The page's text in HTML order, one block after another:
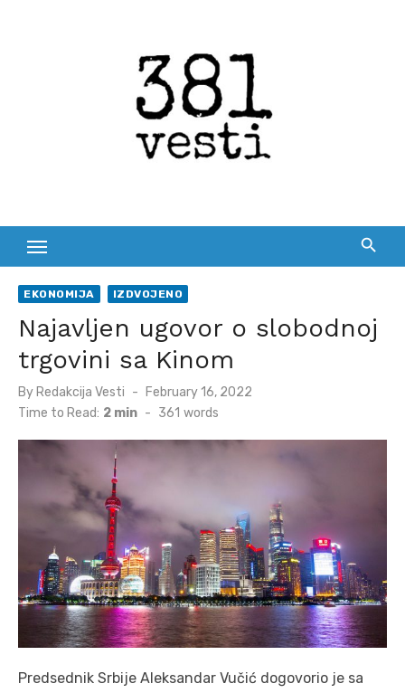
EKONOMIJA IZDVOJENO
Najavljen ugovor o slobodnoj
trgovini sa Kinom
By Redakcija Vesti
Posted
February 16, 2022
Time to Read: 2 min - 361 words
Predsednik Srbije Aleksandar Vučić dogovorio je sa